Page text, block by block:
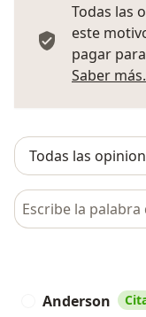
Todas las
este
pagar
Saber más.
Busca en opiniones
Anderson